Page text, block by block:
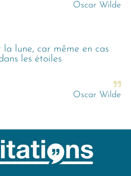
Oscar Wilde
la lune, car même en cas
les étoiles
Oscar Wilde